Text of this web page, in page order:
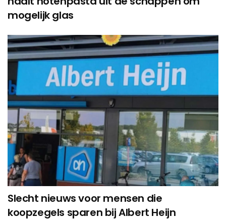
mogelijk glas
Slecht nieuws voor mensen die
koopzegels sparen bij Albert Heijn